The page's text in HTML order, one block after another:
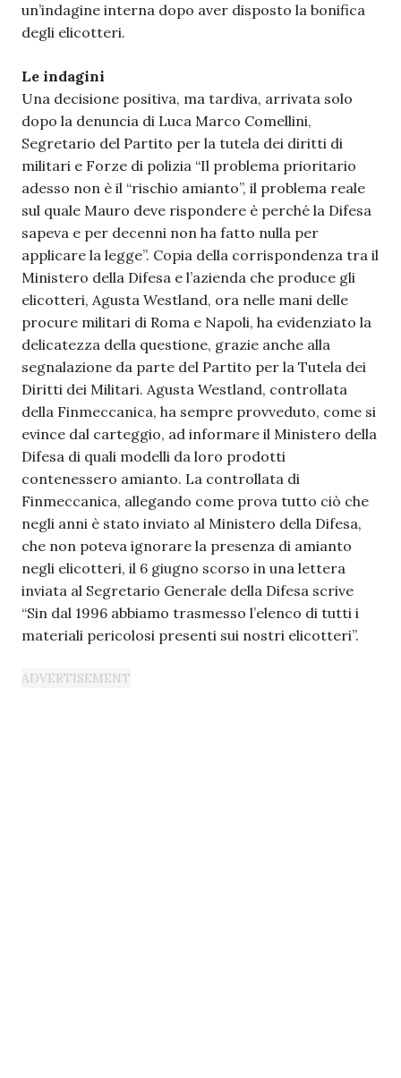
un’indagine interna dopo aver disposto la bonifica
degli elicotteri.
Le indagini
Una decisione positiva, ma tardiva, arrivata solo
dopo la denuncia di Luca Marco Comellini,
Segretario del Partito per la tutela dei diritti di
militari e Forze di polizia “Il problema prioritario
adesso non è il “rischio amianto”, il problema reale
sul quale Mauro deve rispondere è perché la Difesa
sapeva e per decenni non ha fatto nulla per
applicare la legge”. Copia della corrispondenza tra il
Ministero della Difesa e l’azienda che produce gli
elicotteri, Agusta Westland, ora nelle mani delle
procure militari di Roma e Napoli, ha evidenziato la
delicatezza della questione, grazie anche alla
segnalazione da parte del Partito per la Tutela dei
Diritti dei Militari. Agusta Westland, controllata
della Finmeccanica, ha sempre provveduto, come si
evince dal carteggio, ad informare il Ministero della
Difesa di quali modelli da loro prodotti
contenessero amianto. La controllata di
Finmeccanica, allegando come prova tutto ciò che
negli anni è stato inviato al Ministero della Difesa,
che non poteva ignorare la presenza di amianto
negli elicotteri, il 6 giugno scorso in una lettera
inviata al Segretario Generale della Difesa scrive
“Sin dal 1996 abbiamo trasmesso l’elenco di tutti i
materiali pericolosi presenti sui nostri elicotteri”.